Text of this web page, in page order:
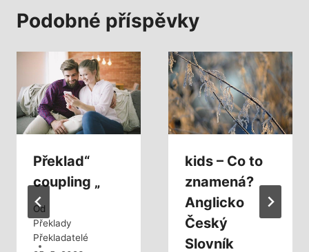
Podobné příspěvky
Překlad“
coupling „
Od
Překlady
Překladatelé
kids – Co to
znamená?
Anglicko
Český
Slovník